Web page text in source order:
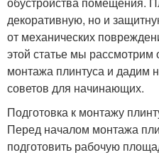
декоративную, но и
от механических
этой статье мы
монтажа плинтуса и дадим
советов для начинающих.
Подготовка к монтажу
Перед началом монтажа
подготовить рабочую